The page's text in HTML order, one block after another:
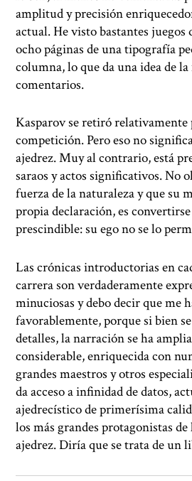
amplitud y precisión
actual. He visto bastantes juegos
ocho páginas de una tipografía
columna, lo que da una idea de
comentarios.
Kasparov se retiró relativamente
competición. Pero eso no
ajedrez. Muy al contrario, está
saraos y actos significativos. No
fuerza de la naturaleza y que su
propia declaración, es
prescindible: su ego no se lo
Las crónicas introductorias en
carrera son verdaderamente
minuciosas y debo decir que me
favorablemente, porque si bien
detalles, la narración se ha
considerable, enriquecida con
grandes maestros y otros
da acceso a infinidad de datos,
ajedrecístico de primerísima
los más grandes protagonistas
ajedrez. Diría que se trata de un